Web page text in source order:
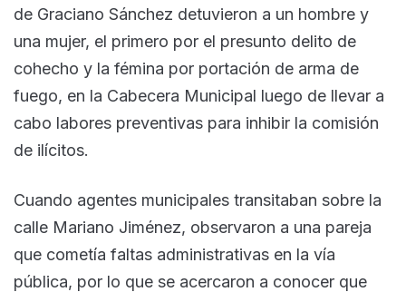
de Graciano Sánchez detuvieron a un hombre y
una mujer, el primero por el presunto delito de
cohecho y la fémina por portación de arma de
fuego, en la Cabecera Municipal luego de llevar a
cabo labores preventivas para inhibir la comisión
de ilícitos.
Cuando agentes municipales transitaban sobre la
calle Mariano Jiménez, observaron a una pareja
que cometía faltas administrativas en la vía
pública, por lo que se acercaron a conocer que